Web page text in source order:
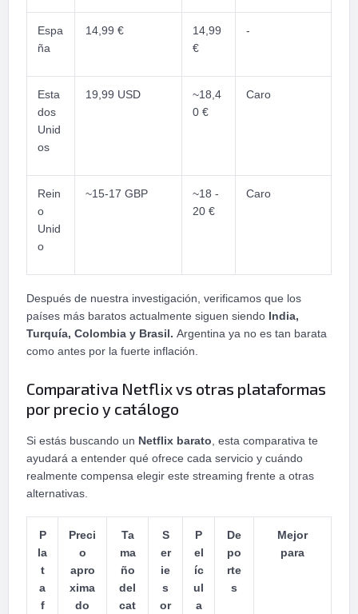
Espa
ña
14,99 €
14,99
€
-
Esta
dos
Unid
os
19,99 USD
~18,4
0 €
Caro
Rein
o
Unid
o
~15-17 GBP
~18 -
20 €
Caro
Después de nuestra investigación, verificamos que los
países más baratos actualmente siguen siendo India,
Turquía, Colombia y Brasil. Argentina ya no es tan barata
como antes por la fuerte inflación.
Comparativa Netflix vs otras plataformas
por precio y catálogo
Si estás buscando un Netflix barato , esta comparativa te
ayudará a entender qué ofrece cada servicio y cuándo
realmente compensa elegir este streaming frente a otras
alternativas.
P
la
t
a
f
Preci
o
apro
xima
do
Ta
ma
ño
del
cat
S
er
ie
s
or
P
el
íc
ul
a
De
po
rte
s
Mejor
para